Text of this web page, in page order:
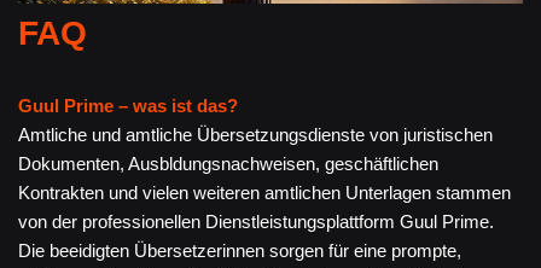
FAQ
Guul Prime – was ist das?
Amtliche und amtliche Übersetzungsdienste von juristischen
Dokumenten, Ausbldungsnachweisen, geschäftlichen
Kontrakten und vielen weiteren amtlichen Unterlagen stammen
von der professionellen Dienstleistungsplattform Guul Prime.
Die beeidigten Übersetzerinnen sorgen für eine prompte,